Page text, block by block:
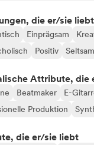
die er/sie liebt
Einprägsam
Positiv Seltsam
Attribute, die
Beatmaker E-
Produktion
die er/sie liebt